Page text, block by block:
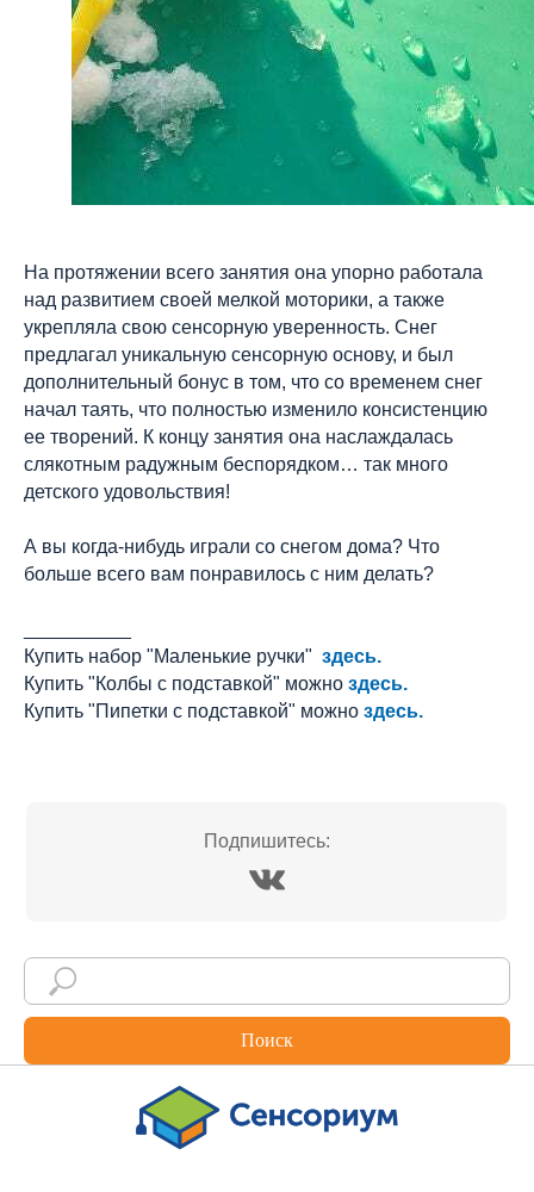
На протяжении всего занятия она упорно работала
над развитием своей мелкой моторики, а также
укрепляла свою сенсорную уверенность. Снег
предлагал уникальную сенсорную основу, и был
дополнительный бонус в том, что со временем снег
начал таять, что полностью изменило консистенцию
ее творений. К концу занятия она наслаждалась
слякотным радужным беспорядком… так много
детского удовольствия!
А вы когда-нибудь играли со снегом дома? Что
больше всего вам понравилось с ним делать?
Купить набор "Маленькие ручки" здесь.
Купить "Колбы с подставкой" можно здесь.
Купить "Пипетки с подставкой" можно здесь.
Подпишитесь:
Поиск